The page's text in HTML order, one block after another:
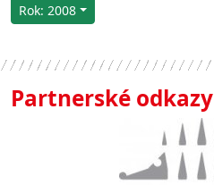
Rok: 2008
Partnerské odkazy